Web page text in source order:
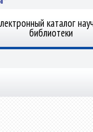
каталог
библиотеки